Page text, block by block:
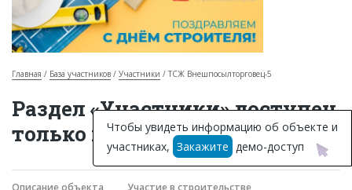
Горячие объекты
База строящихся объектов
Инвестпроекты
Главная База участников Участники ТСЖ Внешпосылторговец-5
Раздел «Участники» доступен
только подписчикам
Описание объекта Участие в строительстве
Чтобы увидеть информацию об объекте и
участниках, Закажите демо-доступ